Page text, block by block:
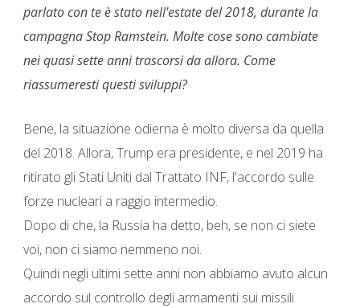
parlato con te è stato nell'estate del 2018, durante la
campagna Stop Ramstein. Molte cose sono cambiate
nei quasi sette anni trascorsi da allora. Come
riassumeresti questi sviluppi?
Bene, la situazione odierna è molto diversa da quella
del 2018. Allora, Trump era presidente, e nel 2019 ha
ritirato gli Stati Uniti dal Trattato INF, l'accordo sulle
forze nucleari a raggio intermedio.
Dopo di che, la Russia ha detto, beh, se non ci siete
voi, non ci siamo nemmeno noi.
Quindi negli ultimi sette anni non abbiamo avuto alcun
accordo sul controllo degli armamenti sui missili